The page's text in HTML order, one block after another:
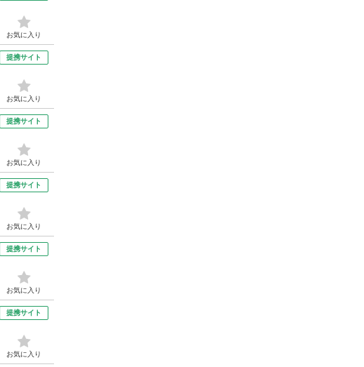
お気に入り
提携サイト
お気に入り
提携サイト
お気に入り
提携サイト
お気に入り
提携サイト
お気に入り
提携サイト
お気に入り